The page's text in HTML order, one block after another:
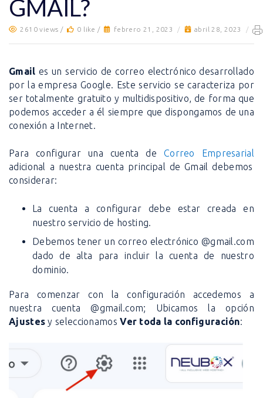
GMAIL?
2610 views / 0 like / febrero 21, 2023 / abril 28, 2023 /
Gmail es un servicio de correo electrónico desarrollado
por la empresa Google. Este servicio se caracteriza por
ser totalmente gratuito y multidispositivo, de forma que
podemos acceder a él siempre que dispongamos de una
conexión a Internet.
Para configurar una cuenta de Correo Empresarial
adicional a nuestra cuenta principal de Gmail debemos
considerar:
La cuenta a configurar debe estar creada en
nuestro servicio de hosting.
Debemos tener un correo electrónico @gmail.com
dado de alta para incluir la cuenta de nuestro
dominio.
Para comenzar con la configuración accedemos a
nuestra cuenta @gmail.com; Ubicamos la opción
Ajustes y seleccionamosVer toda la configuración: